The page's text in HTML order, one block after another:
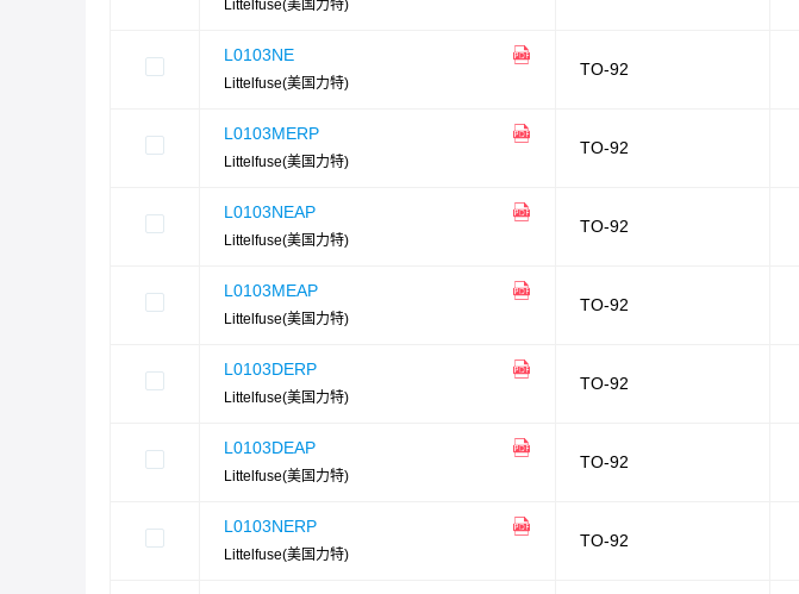
Littelfuse(美国力特)
L0103NE
Littelfuse(美国力特)
TO-92
L0103MERP
Littelfuse(美国力特)
TO-92
L0103NEAP
Littelfuse(美国力特)
TO-92
L0103MEAP
Littelfuse(美国力特)
TO-92
L0103DERP
Littelfuse(美国力特)
TO-92
L0103DEAP
Littelfuse(美国力特)
TO-92
L0103NERP
Littelfuse(美国力特)
TO-92